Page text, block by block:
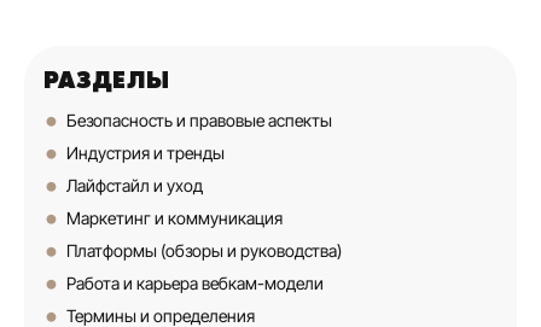
РАЗДЕЛЫ
Безопасность и правовые аспекты
Индустрия и тренды
Лайфстайл и уход
Маркетинг и коммуникация
Платформы (обзоры и руководства)
Работа и карьера вебкам-модели
Термины и определения